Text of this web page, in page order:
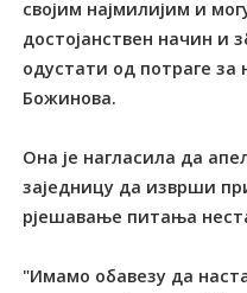
својим најмилијим и
достојанствен начин и
одустати од потраге за
Божинова.
Она је нагласила да
заједницу да изврши
рјешавање питања
"Имамо обавезу да